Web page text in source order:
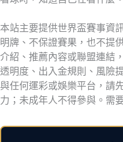
本站主要提供世界盃賽事資
明牌、不保證賽果，也不提
介紹、推薦內容或聯盟連結
透明度、出入金規則、風險
與任何運彩或娛樂平台，請
力；未成年人不得參與。需